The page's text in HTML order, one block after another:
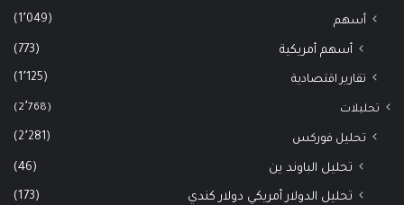
أسهم (1٬049)
أسهم أمريكية (773)
تقارير اقتصادية (1٬125)
تحليلات (2٬768)
تحليل فوركس (2٬281)
تحليل الباوند ين (46)
تحليل الدولار أمريكي دولار كندي (173)